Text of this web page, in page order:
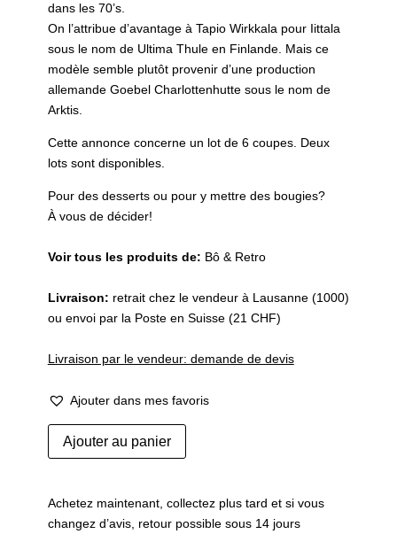
dans les 70’s.
On l’attribue d’avantage à Tapio Wirkkala pour Iittala
sous le nom de Ultima Thule en Finlande. Mais ce
modèle semble plutôt provenir d’une production
allemande Goebel Charlottenhutte sous le nom de
Arktis.
Cette annonce concerne un lot de 6 coupes. Deux
lots sont disponibles.
Pour des desserts ou pour y mettre des bougies?
À vous de décider!
Voir tous les produits de: Bô & Retro
Livraison: retrait chez le vendeur à Lausanne (1000)
ou envoi par la Poste en Suisse (21 CHF)
Livraison par le vendeur: demande de devis
Ajouter dans mes favoris
quantité
de
Ajouter au panier
Achetez maintenant, collectez plus tard et si vous
changez d’avis, retour possible sous 14 jours